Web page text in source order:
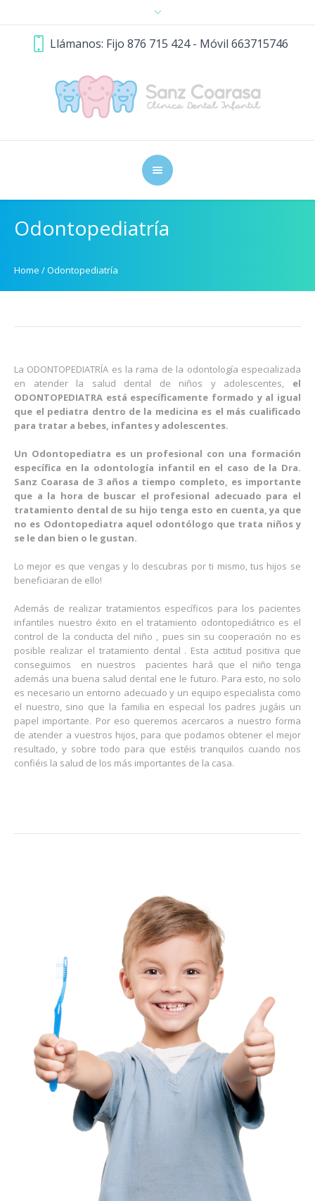
Llámanos: Fijo 876 715 424 - Móvil 663715746
Odontopediatría
Home /Odontopediatría
La ODONTOPEDIATRÍA es la rama de la odontología especializada
en atender la salud dental de niños y adolescentes, el
ODONTOPEDIATRA está específicamente formado y al igual
que el pediatra dentro de la medicina es el más cualificado
para tratar a bebes, infantes y adolescentes.
Un Odontopediatra es un profesional con una formación
específica en la odontología infantil en el caso de la Dra.
Sanz Coarasa de 3 años a tiempo completo, es importante
que a la hora de buscar el profesional adecuado para el
tratamiento dental de su hijo tenga esto en cuenta, ya que
no es Odontopediatra aquel odontólogo que trata niños y
se le dan bien o le gustan.
Lo mejor es que vengas y lo descubras por ti mismo, tus hijos se
beneficiaran de ello!
Además de realizar tratamientos específicos para los pacientes
infantiles nuestro éxito en el tratamiento odontopediátrico es el
control de la conducta del niño , pues sin su cooperación no es
posible realizar el tratamiento dental . Esta actitud positiva que
conseguimos en nuestros pacientes hará que el niño tenga
además una buena salud dental ene le futuro. Para esto, no solo
es necesario un entorno adecuado y un equipo especialista como
el nuestro, sino que la familia en especial los padres jugáis un
papel importante. Por eso queremos acercaros a nuestro forma
de atender a vuestros hijos, para que podamos obtener el mejor
resultado, y sobre todo para que estéis tranquilos cuando nos
confiéis la salud de los más importantes de la casa.